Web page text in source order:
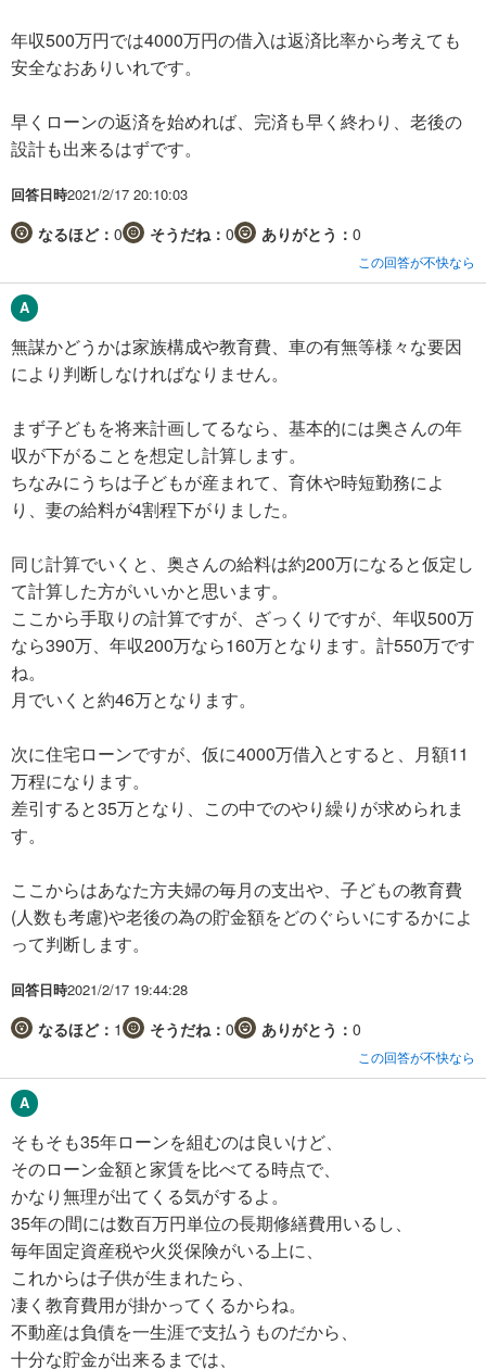
年収500万円では4000万円の借入は返済比率から考えても
安全なおありいれです。
早くローンの返済を始めれば、完済も早く終わり、老後の
設計も出来るはずです。
回答日時2021/2/17 20:10:03
なるほど： 0 そうだね： 0 ありがとう： 0
この回答が不快なら
無謀かどうかは家族構成や教育費、車の有無等様々な要因
により判断しなければなりません。
まず子どもを将来計画してるなら、基本的には奥さんの年
収が下がることを想定し計算します。
ちなみにうちは子どもが産まれて、育休や時短勤務によ
り、妻の給料が4割程下がりました。
同じ計算でいくと、奥さんの給料は約200万になると仮定し
て計算した方がいいかと思います。
ここから手取りの計算ですが、ざっくりですが、年収500万
なら390万、年収200万なら160万となります。計550万です
ね。
月でいくと約46万となります。
次に住宅ローンですが、仮に4000万借入とすると、月額11
万程になります。
差引すると35万となり、この中でのやり繰りが求められま
す。
ここからはあなた方夫婦の毎月の支出や、子どもの教育費
(人数も考慮)や老後の為の貯金額をどのぐらいにするかによ
って判断します。
回答日時2021/2/17 19:44:28
なるほど： 1 そうだね： 0 ありがとう： 0
この回答が不快なら
そもそも35年ローンを組むのは良いけど、
そのローン金額と家賃を比べてる時点で、
かなり無理が出てくる気がするよ。
35年の間には数百万円単位の長期修繕費用いるし、
毎年固定資産税や火災保険がいる上に、
これからは子供が生まれたら、
凄く教育費用が掛かってくるからね。
不動産は負債を一生涯で支払うものだから、
十分な貯金が出来るまでは、